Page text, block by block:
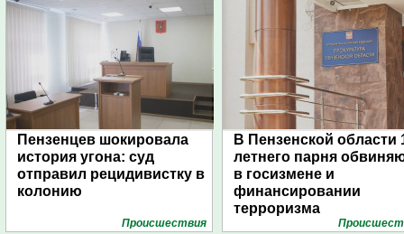
Пензенцев шокировала
история угона: суд
отправил рецидивистку в
колонию
Проиcшествия
В Пензенской области
летнего парня
в госизмене и
финансировании
терроризма